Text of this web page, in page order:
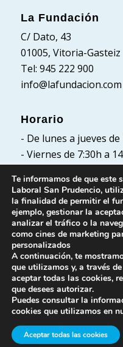
La Fundación
C/ Dato, 43
01005, Vitoria-Gasteiz
Tel: 945 222 900
info@lafundacion.com
Horario
- De lunes a jueves
- Viernes de 7:30h a
Políticas
Política de Privacidad
Política de cookies
Aviso Legal
© Fundación
Te informamos de que este
Laboral San Prudencio,
la finalidad de permitir el
ejemplo, gestionar la
analizar el tráfico o la
como cines de marketing
personalizados
A continuación, te
que utilizamos y, a través
aceptar todas las cookies,
que desees autorizar.
Puedes consultar la
cookies que utilizamos en
Aceptar todas las cookies